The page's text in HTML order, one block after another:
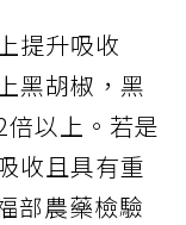
提升吸收
黑胡椒，黑
以上。若是
收且具有重
部農藥檢驗